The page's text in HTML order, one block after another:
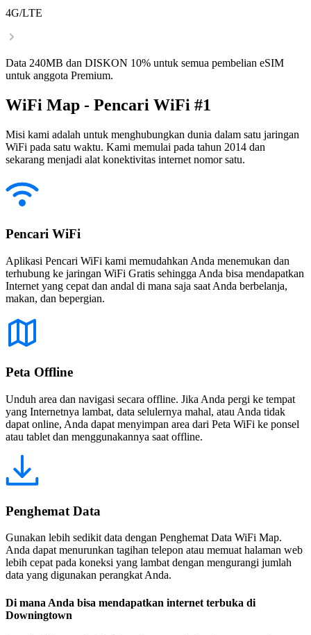
4G/LTE
Data 240MB dan DISKON 10% untuk semua pembelian eSIM
untuk anggota Premium.
WiFi Map - Pencari WiFi #1
Misi kami adalah untuk menghubungkan dunia dalam satu jaringan
WiFi pada satu waktu. Kami memulai pada tahun 2014 dan
sekarang menjadi alat konektivitas internet nomor satu.
Pencari WiFi
Aplikasi Pencari WiFi kami memudahkan Anda menemukan dan
terhubung ke jaringan WiFi Gratis sehingga Anda bisa mendapatkan
Internet yang cepat dan andal di mana saja saat Anda berbelanja,
makan, dan bepergian.
Peta Offline
Unduh area dan navigasi secara offline. Jika Anda pergi ke tempat
yang Internetnya lambat, data selulernya mahal, atau Anda tidak
dapat online, Anda dapat menyimpan area dari Peta WiFi ke ponsel
atau tablet dan menggunakannya saat offline.
Penghemat Data
Gunakan lebih sedikit data dengan Penghemat Data WiFi Map.
Anda dapat menurunkan tagihan telepon atau memuat halaman web
lebih cepat pada koneksi yang lambat dengan mengurangi jumlah
data yang digunakan perangkat Anda.
Di mana Anda bisa mendapatkan internet terbuka di
Downingtown